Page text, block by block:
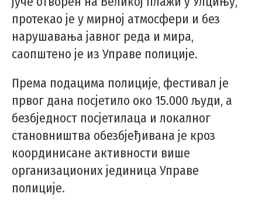
протекао је у мирној атмосфери и без
нарушавања јавног реда и мира,
саопштено је из Управе полиције.
Према подацима полиције, фестивал је
првог дана посјетило око 15.000 људи, а
безбједност посјетилаца и локалног
становништва обезбјеђивана је кроз
координисане активности више
организационих јединица Управе
полиције.